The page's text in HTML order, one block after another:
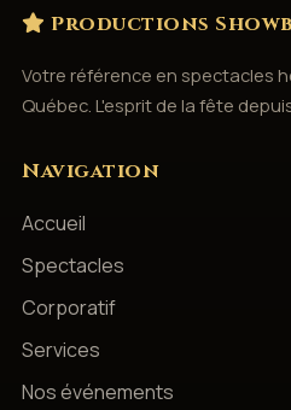
Productions
Votre référence en spectacles
Québec. L'esprit de la fête
Navigation
Accueil
Spectacles
Corporatif
Services
Nos événements